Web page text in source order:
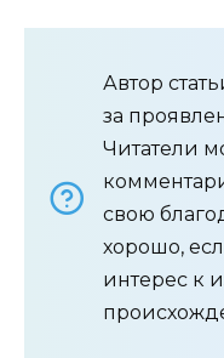
Автор
за
Читатели
свою
хорошо,
интерес к